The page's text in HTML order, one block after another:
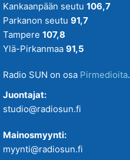
Kankaanpään seutu 106,7
Parkanon seutu 91,7
Tampere 107,8
Ylä-Pirkanmaa 91,5
Radio SUN on osa Pirmedioita.
Juontajat:
studio@radiosun.fi
Mainosmyynti:
myynti@radiosun.fi